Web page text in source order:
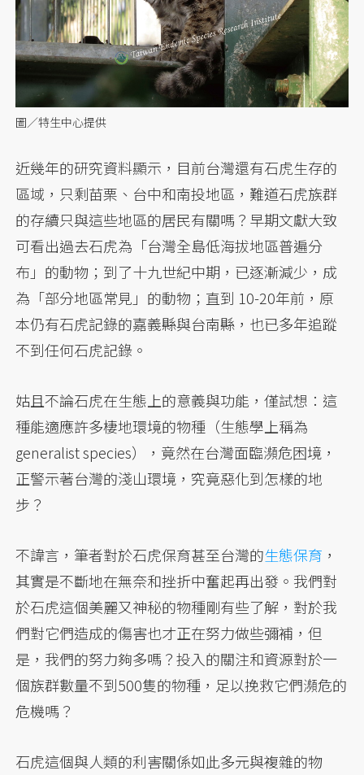
圖／特生中心提供
近幾年的研究資料顯示，目前台灣還有石虎生存的
區域，只剩苗栗、台中和南投地區，難道石虎族群
的存續只與這些地區的居民有關嗎？早期文獻大致
可看出過去石虎為「台灣全島低海拔地區普遍分
布」的動物；到了十九世紀中期，已逐漸減少，成
為「部分地區常見」的動物；直到 10-20年前，原
本仍有石虎記錄的嘉義縣與台南縣，也已多年追蹤
不到任何石虎記錄。
姑且不論石虎在生態上的意義與功能，僅試想：這
種能適應許多棲地環境的物種（生態學上稱為
generalist species），竟然在台灣面臨瀕危困境，
正警示著台灣的淺山環境，究竟惡化到怎樣的地
步？
不諱言，筆者對於石虎保育甚至台灣的生態保育 ，
其實是不斷地在無奈和挫折中奮起再出發。我們對
於石虎這個美麗又神秘的物種剛有些了解，對於我
們對它們造成的傷害也才正在努力做些彌補，但
是，我們的努力夠多嗎？投入的關注和資源對於一
個族群數量不到500隻的物種，足以挽救它們瀕危的
危機嗎？
石虎這個與人類的利害關係如此多元與複雜的物